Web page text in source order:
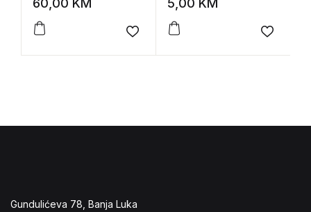
60,00 KM
Add to wishlist
5,00 KM
Add to
Gundulićeva 78, Banja Luka